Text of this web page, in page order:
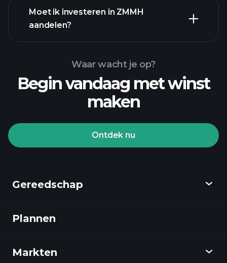
rapporten
Moet ik investeren in ZMMH
aandelen?
Playtrade Toernooien
Waar wacht je op?
Begin vandaag met winst
maken
Ontdek nu
Gereedschap
Ontdekken
Plannen
Markten